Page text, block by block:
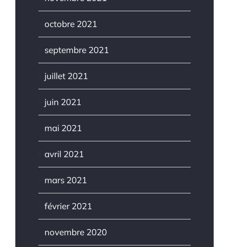
octobre 2021
septembre 2021
juillet 2021
juin 2021
mai 2021
avril 2021
mars 2021
février 2021
novembre 2020